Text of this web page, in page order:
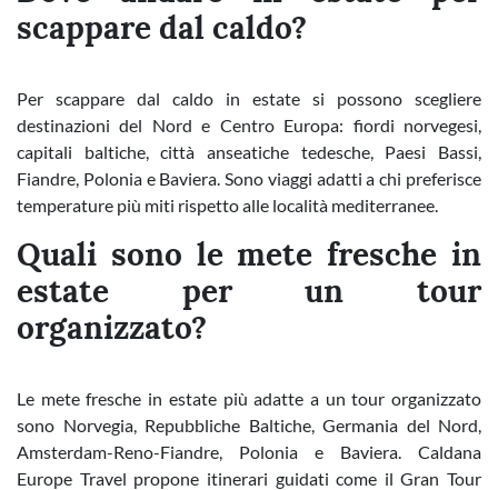
scappare dal caldo?
Per scappare dal caldo in estate si possono scegliere
destinazioni del Nord e Centro Europa: fiordi norvegesi,
capitali baltiche, città anseatiche tedesche, Paesi Bassi,
Fiandre, Polonia e Baviera. Sono viaggi adatti a chi preferisce
temperature più miti rispetto alle località mediterranee.
Quali sono le mete fresche in
estate per un tour
organizzato?
Le mete fresche in estate più adatte a un tour organizzato
sono Norvegia, Repubbliche Baltiche, Germania del Nord,
Amsterdam-Reno-Fiandre, Polonia e Baviera. Caldana
Europe Travel propone itinerari guidati come il Gran Tour